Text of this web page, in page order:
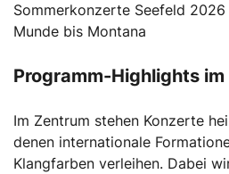
Sommerkonzerte Seefeld
Munde bis Montana
Programm-Highlights
Im Zentrum stehen Konzerte
denen internationale
Klangfarben verleihen. Dabei